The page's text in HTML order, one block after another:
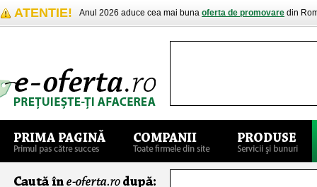
ATENTIE! Anul 2026 aduce cea mai buna oferta de promovare din